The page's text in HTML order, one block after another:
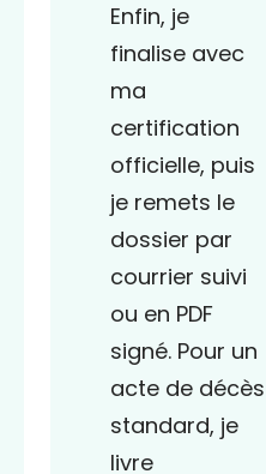
Enfin, je
finalise avec
ma
certification
officielle, puis
je remets le
dossier par
courrier suivi
ou en PDF
signé. Pour un
acte de décès
standard, je
livre